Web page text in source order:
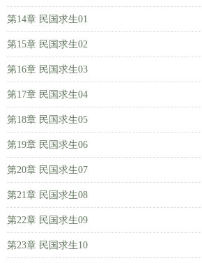
第14章 民国求生01
第15章 民国求生02
第16章 民国求生03
第17章 民国求生04
第18章 民国求生05
第19章 民国求生06
第20章 民国求生07
第21章 民国求生08
第22章 民国求生09
第23章 民国求生10